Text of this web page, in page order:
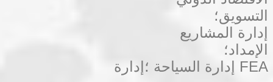
التسويق؛
إدارة المشاريع
الإمداد؛
إدارة السياحة ؛إدارة FEA